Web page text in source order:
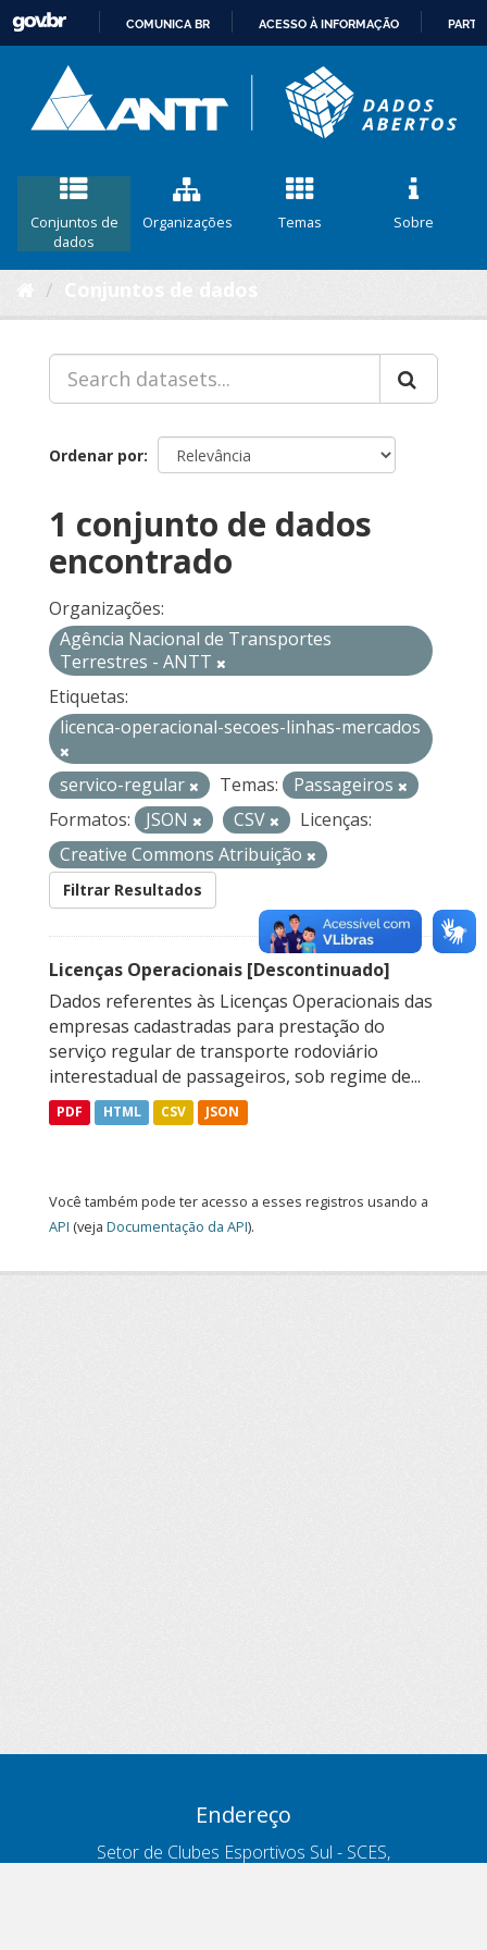
CONTEÚDO
COMUNICA BR ACESSO À INFORMAÇÃO
Conjuntos de
dados
Organizações Temas Sobre
Ordenar por
1 conjunto de dados
encontrado
Organizações:
Agência Nacional de Transportes
Terrestres - ANTT
Etiquetas:
licenca-operacional-secoes-linhas-mercados
servico-regular Temas:
Passageiros
Formatos:
JSON CSV
Licenças:
Creative Commons Atribuição
Filtrar Resultados
Licenças Operacionais [Descontinuado]
Dados referentes às Licenças Operacionais das
empresas cadastradas para prestação do
serviço regular de transporte rodoviário
interestadual de passageiros, sob regime de...
PDF HTML CSV JSON
Você também pode ter acesso a esses registros usando a
API (veja Documentação da API).
Endereço
Setor de Clubes Esportivos Sul - SCES,